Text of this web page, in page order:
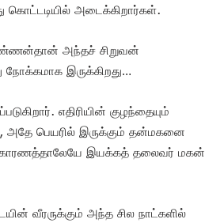
கொட்டடியில் அடைக்கிறார்கள்.
அந்தச் சிறுவன்
இருக்கிறது…
எதிரியின் குழந்தையும்
அதே பெயரில் இருக்கும் தன்மகனை
காரணத்தாலேயே இயக்கத் தலைவர் மகன்
வீரருக்கும் அந்த சில நாட்களில்